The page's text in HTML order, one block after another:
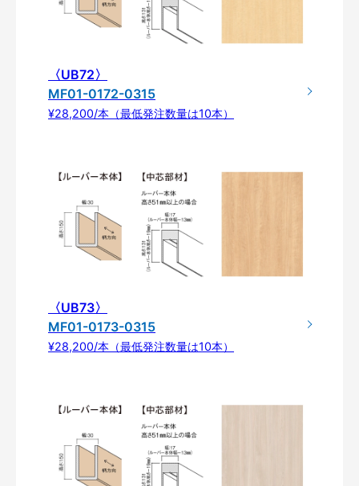
〈UB72〉
MF01-0172-0315
¥28,200/本（最低発注数量は10本）
〈UB73〉
MF01-0173-0315
¥28,200/本（最低発注数量は10本）